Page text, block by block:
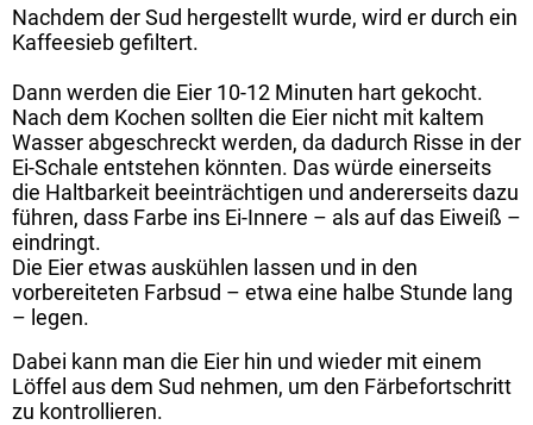
Nachdem der Sud hergestellt wurde, wird er durch ein
Kaffeesieb gefiltert.
Dann werden die Eier 10-12 Minuten hart gekocht.
Nach dem Kochen sollten die Eier nicht mit kaltem
Wasser abgeschreckt werden, da dadurch Risse in der
Ei-Schale entstehen könnten. Das würde einerseits
die Haltbarkeit beeinträchtigen und andererseits dazu
führen, dass Farbe ins Ei-Innere – als auf das Eiweiß –
eindringt.
Die Eier etwas auskühlen lassen und in den
vorbereiteten Farbsud – etwa eine halbe Stunde lang
– legen.
Dabei kann man die Eier hin und wieder mit einem
Löffel aus dem Sud nehmen, um den Färbefortschritt
zu kontrollieren.